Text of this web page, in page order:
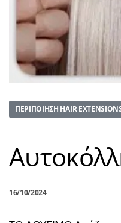
ΠΕΡΙΠΟΊΗΣΗ HAIR
16/10/2024